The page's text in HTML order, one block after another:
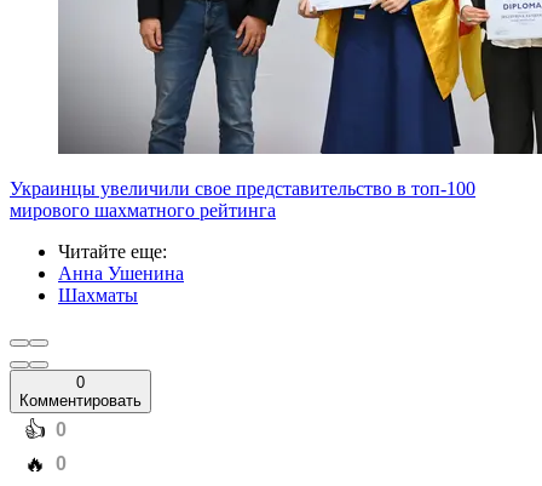
Украинцы увеличили свое представительство в топ-100
мирового шахматного рейтинга
Читайте еще:
Анна Ушенина
Шахматы
0
Комментировать
️👍 0
️🔥 0